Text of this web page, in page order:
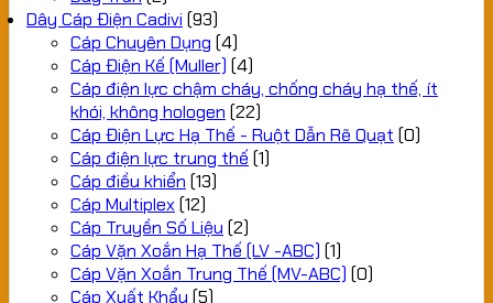
Dây Cáp Điện Cadivi (93)
Cáp Chuyên Dụng (4)
Cáp Điện Kế (Muller) (4)
Cáp điện lực chậm cháy, chống cháy hạ thế, ít
khói, không hologen (22)
Cáp Điện Lực Hạ Thế - Ruột Dẫn Rẽ Quạt (0)
Cáp điện lực trung thế (1)
Cáp điều khiển (13)
Cáp Multiplex(12)
Cáp Truyền Số Liệu (2)
Cáp Vặn Xoắn Hạ Thế (LV -ABC) (1)
Cáp Vặn Xoắn Trung Thế (MV-ABC) (0)
Cáp Xuất Khẩu (5)